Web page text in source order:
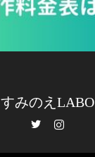
すみのえLABO